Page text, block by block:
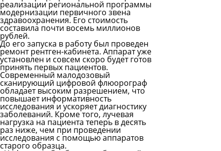
реализации региональной программы
модернизации первичного звена
здравоохранения. Его стоимость
составила почти восемь миллионов
рублей.
До его запуска в работу был проведен
ремонт рентген-кабинета. Аппарат уже
установлен и совсем скоро будет готов
принять первых пациентов.
Современный малодозовый
сканирующий цифровой флюорограф
обладает высоким разрешением, что
повышает информативность
исследования и ускоряет диагностику
заболеваний. Кроме того, лучевая
нагрузка на пациента теперь в десять
раз ниже, чем при проведении
исследования с помощью аппаратов
старого образца.